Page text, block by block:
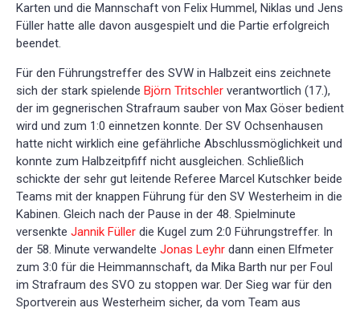
Karten und die Mannschaft von Felix Hummel, Niklas und Jens
Füller hatte alle davon ausgespielt und die Partie erfolgreich
beendet.
Für den Führungstreffer des SVW in Halbzeit eins zeichnete
sich der stark spielende Björn Tritschler verantwortlich (17.),
der im gegnerischen Strafraum sauber von Max Göser bedient
wird und zum 1:0 einnetzen konnte. Der SV Ochsenhausen
hatte nicht wirklich eine gefährliche Abschlussmöglichkeit und
konnte zum Halbzeitpfiff nicht ausgleichen. Schließlich
schickte der sehr gut leitende Referee Marcel Kutschker beide
Teams mit der knappen Führung für den SV Westerheim in die
Kabinen. Gleich nach der Pause in der 48. Spielminute
versenkte Jannik Füller die Kugel zum 2:0 Führungstreffer. In
der 58. Minute verwandelte Jonas Leyhr dann einen Elfmeter
zum 3:0 für die Heimmannschaft, da Mika Barth nur per Foul
im Strafraum des SVO zu stoppen war. Der Sieg war für den
Sportverein aus Westerheim sicher, da vom Team aus